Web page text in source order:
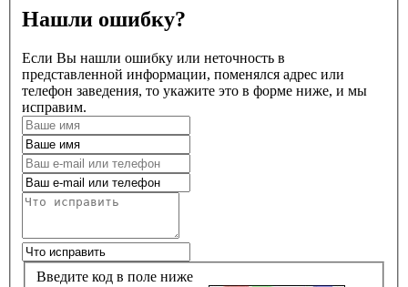
Нашли ошибку?
Если Вы нашли ошибку или неточность в
представленной информации, поменялся адрес или
телефон заведения, то укажите это в форме ниже, и мы
исправим.
Введите код в поле ниже